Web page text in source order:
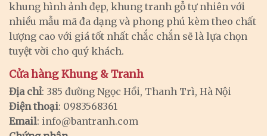
khung hình ảnh đẹp, khung tranh gỗ tự nhiên với
nhiều mẫu mã đa dạng và phong phú kèm theo chất
lượng cao với giá tốt nhất chắc chắn sẽ là lựa chọn
tuyệt vời cho quý khách.
Cửa hàng Khung & Tranh
Địa chỉ: 385 đường Ngọc Hồi, Thanh Trì, Hà Nội
Điện thoại: 0983568361
Email: info@bantranh.com